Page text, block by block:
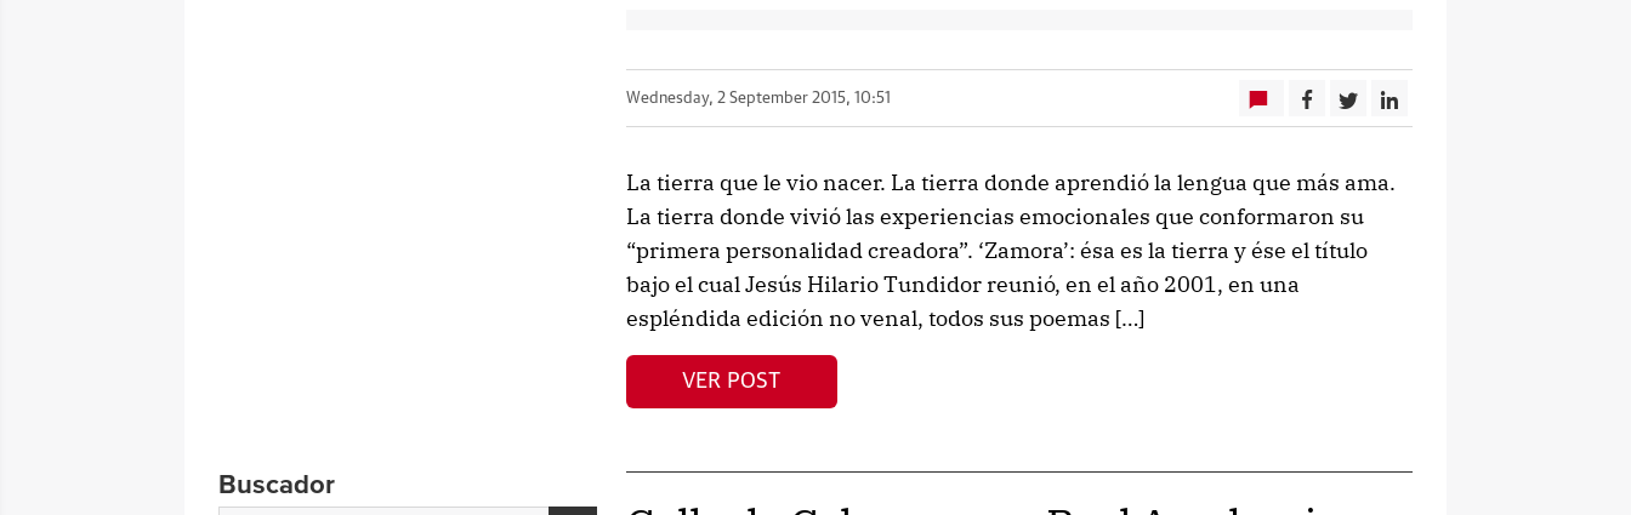
Wednesday, 2 September 2015, 10:51
La tierra que le vio nacer. La tierra donde aprendió la lengua que más ama.
La tierra donde vivió las experiencias emocionales que conformaron su
“primera personalidad creadora”. ‘Zamora’: ésa es la tierra y ése el título
bajo el cual Jesús Hilario Tundidor reunió, en el año 2001, en una
espléndida edición no venal, todos sus poemas […]
VER POST
Buscador